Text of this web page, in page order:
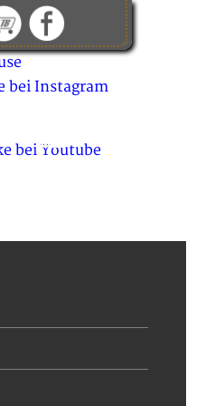
JOBS